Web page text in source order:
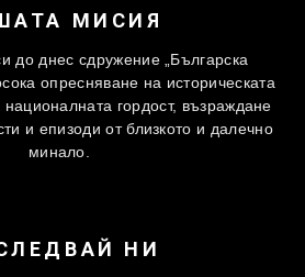
МИСИЯ
до днес сдружение „Българска
опресняване на историческата
гордост, възраждане
и епизоди от близкото и далечно
минало.
НИ